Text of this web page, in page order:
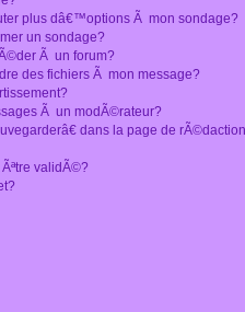
plus dâ€™options Ã mon sondage?
un sondage?
Ã un forum?
des fichiers Ã mon message?
Ã un modÃ©rateur?
dans la page de
validÃ©?